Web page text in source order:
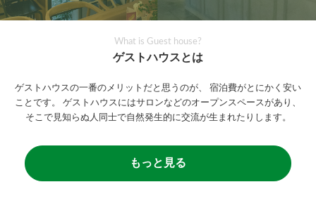
What is Guest house?
ゲストハウスとは
ゲストハウスの一番のメリットだと思うのが、
宿泊費がとにかく安い
ことです。
ゲストハウスにはサロンなどのオープンスペースがあり、
そこで見知らぬ人同士で自然発生的に交流が生まれたりします。
もっと見る